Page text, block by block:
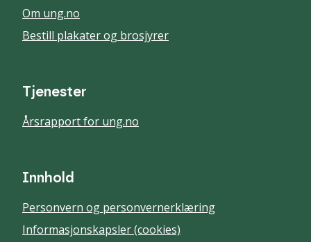
Om ung.no
Bestill plakater og brosjyrer
Tjenester
Årsrapport for ung.no
Innhold
Personvern og personvernerklæring
Informasjonskapsler (cookies)